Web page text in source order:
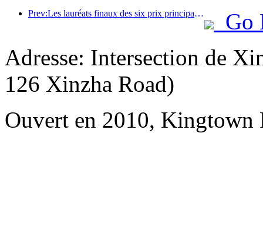
Prev:Les lauréats finaux des six prix principaux ont été annoncés, et plus d'une centaine d'hôtels et d'entreprises reçoivent des prix annuels !
Go
Adresse: Intersection de
126 Xinzha Road)
Ouvert en 2010, Kingtown